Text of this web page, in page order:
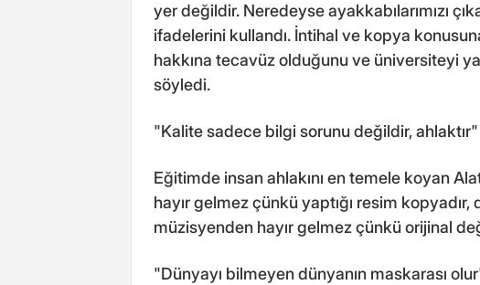
yer değildir. Neredeyse ayakkabılarımızı
ifadelerini kullandı. İntihal ve kopya
hakkına tecavüz olduğunu ve üniversiteyi
söyledi.
"Kalite sadece bilgi sorunu değildir, ahlaktır"
Eğitimde insan ahlakını en temele koyan
hayır gelmez çünkü yaptığı resim
müzisyenden hayır gelmez çünkü orijinal
"Dünyayı bilmeyen dünyanın maskarası